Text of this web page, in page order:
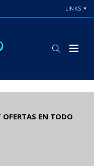
LINKS
OFERTAS EN TODO